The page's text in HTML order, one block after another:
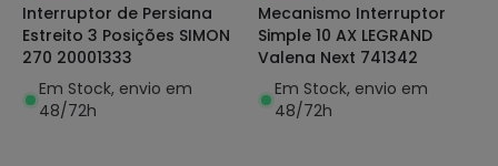
Interruptor de Persiana
Estreito 3 Posições SIMON
270 20001333
Em Stock, envio em
48/72h
Mecanismo Interruptor
Simple 10 AX LEGRAND
Valena Next 741342
Em Stock, envio em
48/72h